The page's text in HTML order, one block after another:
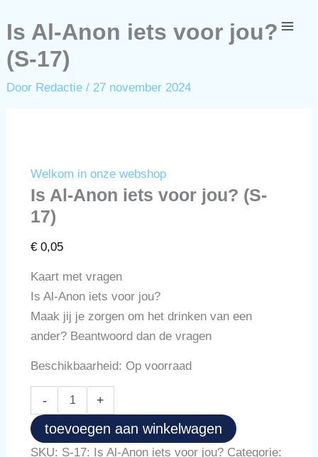
naar
de
inhoud
Is Al-Anon iets voor jou?
(S-17)
Door Redactie/ 27 november 2024
Welkom in onze webshop
Is Al-Anon iets voor jou? (S-
17)
€ 0,05
Kaart met vragen
Is Al-Anon iets voor jou?
Maak jij je zorgen om het drinken van een
ander? Beantwoord dan de vragen
Beschikbaarheid: Op voorraad
-
Anon
iets
voor
+
toevoegen aan winkelwagen
SKU: S-17: Is Al-Anon iets voor jou? Categorie: